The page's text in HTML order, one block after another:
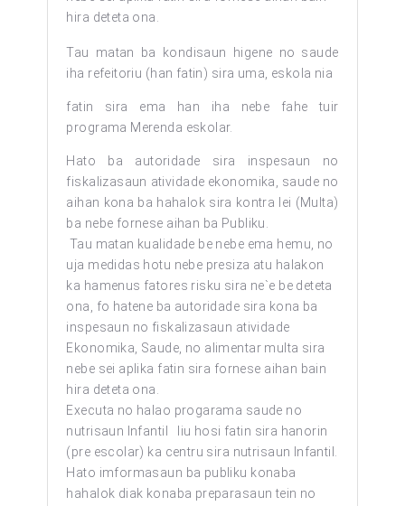
hira deteta ona.
Tau matan ba kondisaun higene no saude
iha refeitoriu (han fatin) sira uma, eskola nia
fatin sira ema han iha nebe fahe tuir
programa Merenda eskolar.
Hato ba autoridade sira inspesaun no
fiskalizasaun atividade ekonomika, saude no
aihan kona ba hahalok sira kontra lei (Multa)
ba nebe fornese aihan ba Publiku.
Tau matan kualidade be nebe ema hemu, no
uja medidas hotu nebe presiza atu halakon
ka hamenus fatores risku sira ne`e be deteta
ona, fo hatene ba autoridade sira kona ba
inspesaun no fiskalizasaun atividade
Ekonomika, Saude, no alimentar multa sira
nebe sei aplika fatin sira fornese aihan bain
hira deteta ona.
Executa no halao progarama saude no
nutrisaun Infantil liu hosi fatin sira hanorin
(pre escolar) ka centru sira nutrisaun Infantil.
Hato imformasaun ba publiku konaba
hahalok diak konaba preparasaun tein no